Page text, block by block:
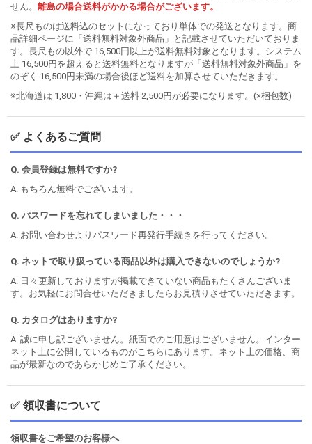
せん。 離島の場合送料がかかる場合がございます。
※長尺ものは送料込のセットになっており単体での発送となります。商
品詳細ページに「送料無料対象外商品」と記載させていただいておりま
す。長尺もの以外で 16,500円以上が送料無料対象となります。システム
上 16,500円を超えると送料無料となりますが「送料無料対象外商品」を
のぞく 16,500円未満の場合後ほど送料を加算させていただきます。
※北海道は 1,800・沖縄は＋送料 2,500円が必要になります。(×梱包数)
✅ よくあるご質問
Q. 会員登録は無料ですか?
A. もちろん無料でございます。
Q. パスワードを忘れてしまいました・・・
A. お問い合わせよりパスワード再発行手続きを行ってください。
Q. ネットで取り扱っている商品以外は購入できないのでしょうか?
A. 日々更新しておりますが掲載できていない商品もたくさんございま
す。お気軽にお問合せいただきましたらお見積りさせていただきます。
Q. カタログはありますか?
A. 誠に申し訳ございません。紙面でのご用意はございません。インター
ネット上に公開しているものがこちらにあります。ネット上の価格、商
品が最新なのであらかじめご了承ください。
✅ 領収書について
領収書をご希望のお客様へ